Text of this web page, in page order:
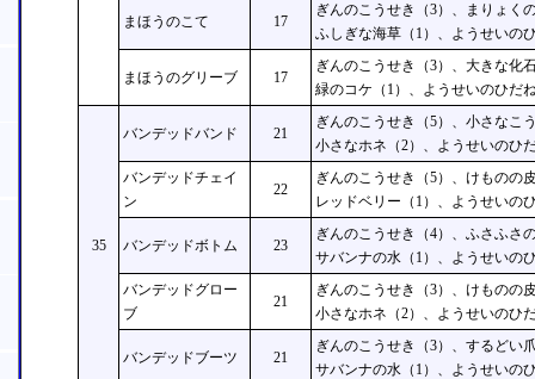
まほうのこて 17
ぎんのこうせき（3）、まりょく
ふしぎな海草（1）、ようせいの
まほうのグリーブ 17
ぎんのこうせき（3）、大きな化
緑のコケ（1）、ようせいのひだ
35
バンデッドバンド 21
ぎんのこうせき（5）、小さなこ
小さなホネ（2）、ようせいのひ
バンデッドチェイ
ン
22
ぎんのこうせき（5）、けものの
レッドベリー（1）、ようせいの
バンデッドボトム 23
ぎんのこうせき（4）、ふさふさ
サバンナの水（1）、ようせいの
バンデッドグロー
ブ
21
ぎんのこうせき（3）、けものの
小さなホネ（2）、ようせいのひ
バンデッドブーツ 21
ぎんのこうせき（3）、するどい
サバンナの水（1）、ようせいの